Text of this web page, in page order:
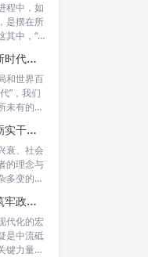
程中，如
是摆在所
其中，“坚
悟透政绩观内涵，践行新时代使命：书写高质量发展的时代答卷
和世界百
”，我们
未有的机
坚守正确政绩初心，砥砺实干担当精神：新时代高质量发展的核心引擎
衰、社会
的理念与
多变的国
思想之舵，行为之本：筑牢政绩观根基，永葆公职人员本色
代化的宏
是中流砥
键力量。